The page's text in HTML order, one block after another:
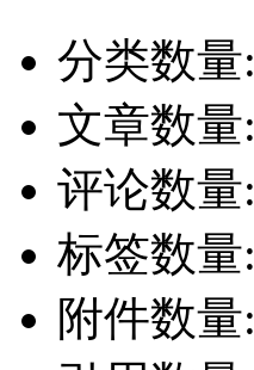
分类数量:
文章数量:
评论数量:
标签数量:
附件数量: